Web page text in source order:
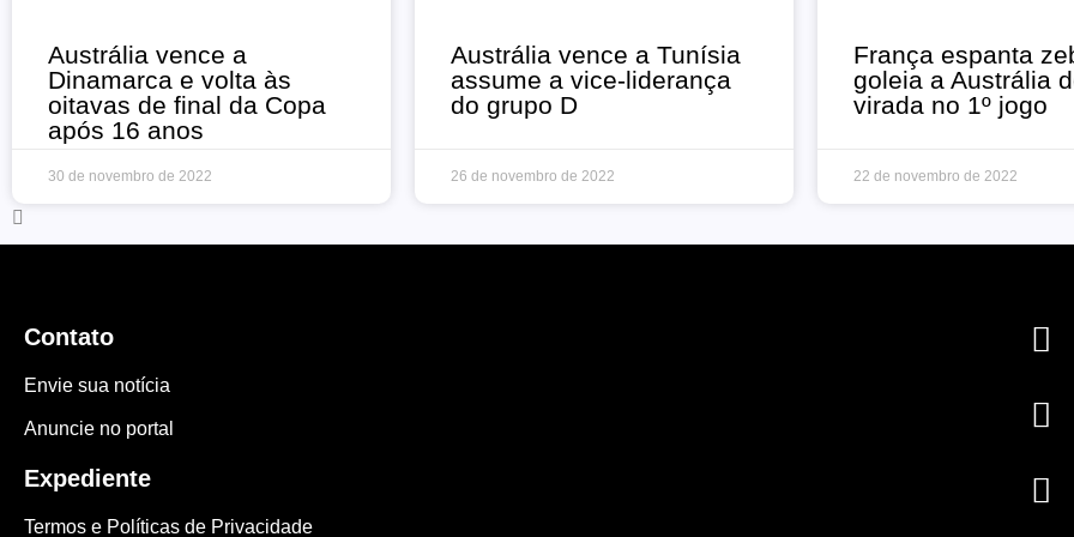
Austrália vence a
Dinamarca e volta às
oitavas de final da Copa
após 16 anos
30 de novembro de 2022
Austrália vence a Tunísia
assume a vice-liderança
do grupo D
26 de novembro de 2022
França espanta
goleia a Austrália
virada no 1º jogo
22 de novembro de 2022
Contato
Envie sua notícia
Anuncie no portal
Expediente
Termos e Políticas de Privacidade